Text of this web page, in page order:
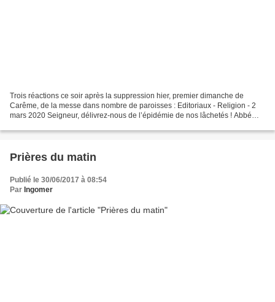
Trois réactions ce soir après la suppression hier, premier dimanche de
Carême, de la messe dans nombre de paroisses : Editoriaux - Religion - 2
mars 2020 Seigneur, délivrez-nous de l’épidémie de nos lâchetés ! Abbé
Prières du matin
Publié le 30/06/2017 à 08:54
Par Ingomer